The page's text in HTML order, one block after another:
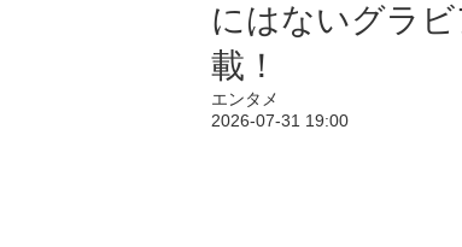
にはないグラ
載！
エンタメ
2026-07-31 19:00